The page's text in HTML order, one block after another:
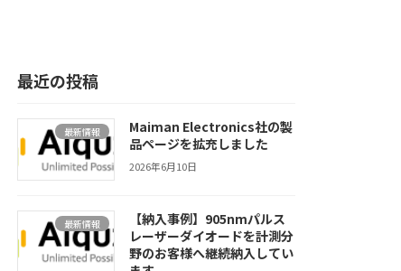
最近の投稿
最新情報
Maiman Electronics社の製
品ページを拡充しました
2026年6月10日
最新情報
【納入事例】905nmパルス
レーザーダイオードを計測分
野のお客様へ継続納入してい